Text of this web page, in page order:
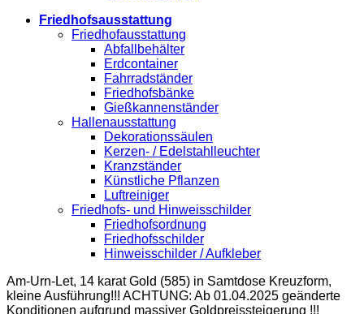
Friedhofsausstattung
Friedhofausstattung
Abfallbehälter
Erdcontainer
Fahrradständer
Friedhofsbänke
Gießkannenständer
Hallenausstattung
Dekorationssäulen
Kerzen- / Edelstahlleuchter
Kranzständer
Künstliche Pflanzen
Luftreiniger
Friedhofs- und Hinweisschilder
Friedhofsordnung
Friedhofsschilder
Hinweisschilder / Aufkleber
Am-Urn-Let, 14 karat Gold (585) in Samtdose Kreuzform,
kleine Ausführung!!! ACHTUNG: Ab 01.04.2025 geänderte
Konditionen aufgrund massiver Goldpreissteigerung !!!